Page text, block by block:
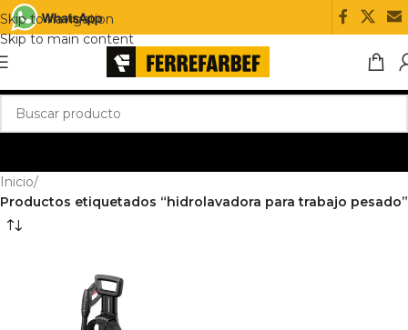
Skip to navigation
Skip to main content
Inicio/
Productos etiquetados “hidrolavadora para trabajo pesado”